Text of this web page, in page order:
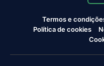
Termos e
Política de cookies